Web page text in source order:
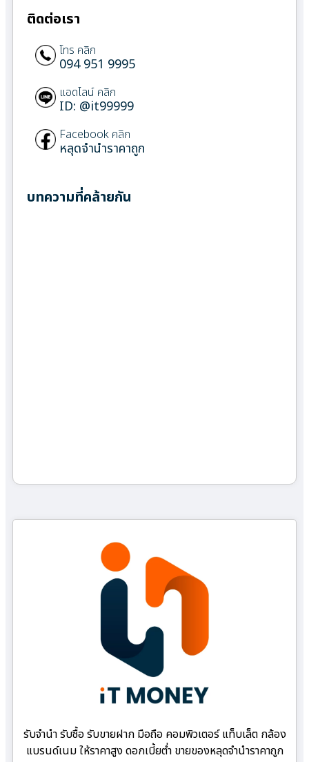
ติดต่อเรา
โทร คลิก
094 951 9995
แอดไลน์ คลิก
ID: @it99999
Facebook คลิก
หลุดจำนำราคาถูก
บทความที่คล้ายกัน
รับจำนำ รับซื้อ รับขายฝาก มือถือ คอมพิวเตอร์ แท็บเล็ต กล้อง
แบรนด์เนม ให้ราคาสูง ดอกเบี้ยต่ำ ขายของหลุดจำนำราคาถูก